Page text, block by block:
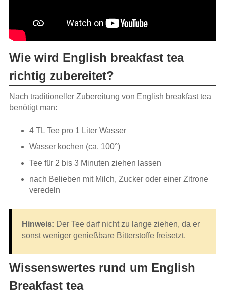
Wie wird English breakfast tea
richtig zubereitet?
Nach traditioneller Zubereitung von English breakfast tea
benötigt man:
4 TL Tee pro 1 Liter Wasser
Wasser kochen (ca. 100°)
Tee für 2 bis 3 Minuten ziehen lassen
nach Belieben mit Milch, Zucker oder einer Zitrone
veredeln
Hinweis: Der Tee darf nicht zu lange ziehen, da er
sonst weniger genießbare Bitterstoffe freisetzt.
Wissenswertes rund um English
Breakfast tea